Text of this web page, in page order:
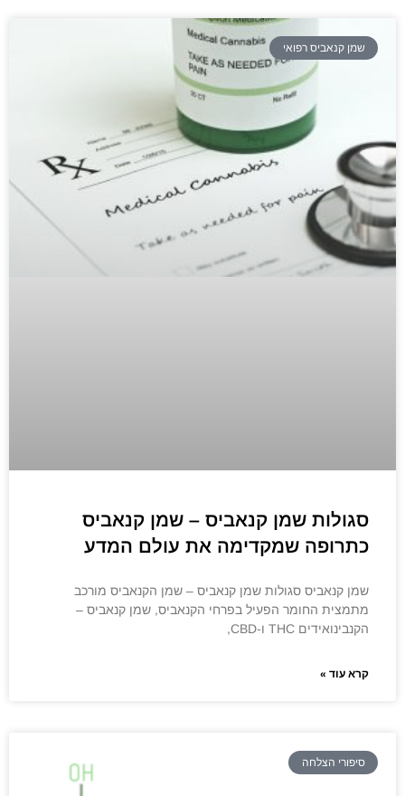
שמן קנאביס רפואי
סגולות שמן קנאביס – שמן קנאביס
כתרופה שמקדימה את עולם המדע
שמן קנאביס סגולות שמן קנאביס – שמן הקנאביס מורכב
מתמצית החומר הפעיל בפרחי הקנאביס, שמן קנאביס –
הקנבינואידים THC ו-CBD,
קרא עוד »
סיפורי הצלחה